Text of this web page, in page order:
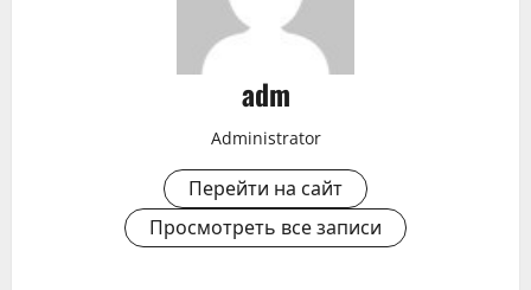
adm
Administrator
Перейти на сайт
Просмотреть все записи